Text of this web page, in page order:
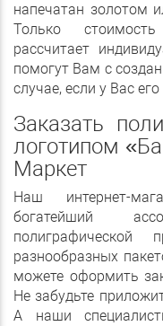
напечатан золотом
Только
рассчитает
помогут Вам с
случае, если у Вас его
Заказать
логотипом
Маркет
Наш интернет-
богатейший
разнообразных
можете оформить
Не забудьте
А наши